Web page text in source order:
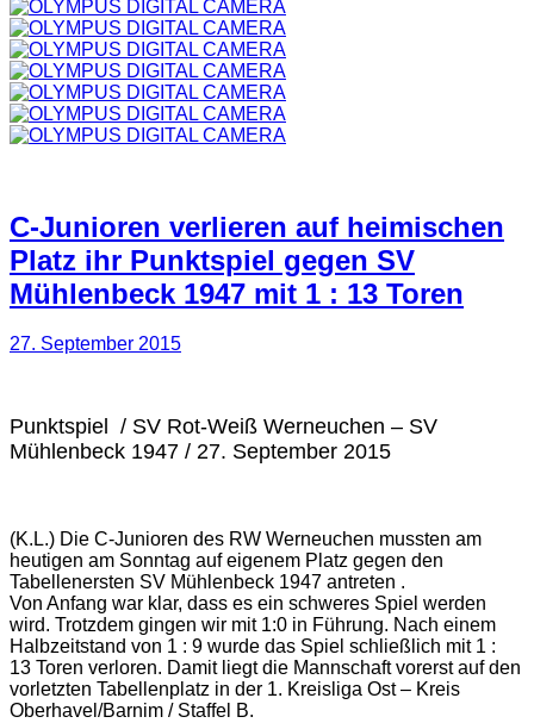
C-Junioren verlieren auf heimischen
Platz ihr Punktspiel gegen SV
Mühlenbeck 1947 mit 1 : 13 Toren
27. September 2015
Punktspiel / SV Rot-Weiß Werneuchen – SV
Mühlenbeck 1947 / 27. September 2015
(K.L.) Die C-Junioren des RW Werneuchen mussten am
heutigen am Sonntag auf eigenem Platz gegen den
Tabellenersten SV Mühlenbeck 1947 antreten .
Von Anfang war klar, dass es ein schweres Spiel werden
wird. Trotzdem gingen wir mit 1:0 in Führung. Nach einem
Halbzeitstand von 1 : 9 wurde das Spiel schließlich mit 1 :
13 Toren verloren. Damit liegt die Mannschaft vorerst auf den
vorletzten Tabellenplatz in der 1. Kreisliga Ost – Kreis
Oberhavel/Barnim / Staffel B.